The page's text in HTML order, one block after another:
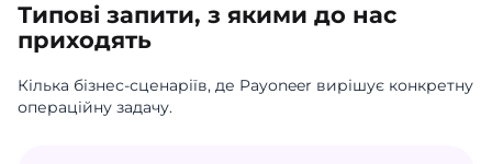
Типові запити, з якими до нас
приходять
Кілька бізнес-сценаріїв, де Payoneer вирішує конкретну
операційну задачу.